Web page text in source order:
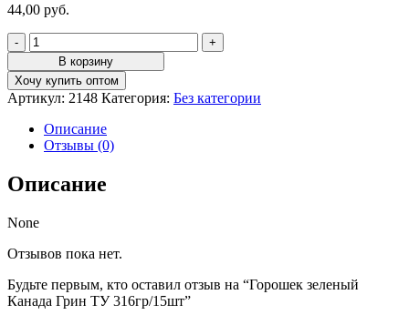
44,00 руб.
Количество
товара
Горошек
зеленый
Канада
Грин
ТУ
316гр/15шт
В корзину
Хочу купить оптом
Артикул: 2148 Категория: Без категории
Описание
Отзывы (0)
Описание
None
Отзывов пока нет.
Будьте первым, кто оставил отзыв на “Горошек зеленый
Канада Грин ТУ 316гр/15шт”